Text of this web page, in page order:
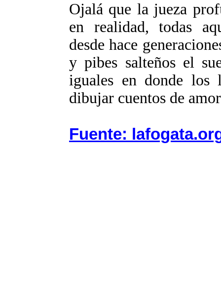
Ojalá que la jueza
en realidad, todas
desde hace
y pibes salteños el
iguales en donde los
dibujar cuentos de
Fuente: